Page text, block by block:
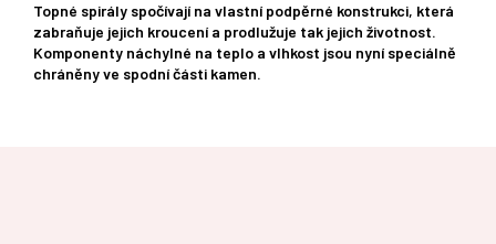
Topné spirály spočívají na vlastní podpěrné konstrukci, která
zabraňuje jejich kroucení a prodlužuje tak jejich životnost.
Komponenty náchylné na teplo a vlhkost jsou nyní speciálně
chráněny ve spodní části kamen.